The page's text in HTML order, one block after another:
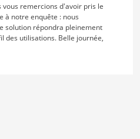
vous remercions d'avoir pris le
à notre enquête : nous
solution répondra pleinement
des utilisations. Belle journée,